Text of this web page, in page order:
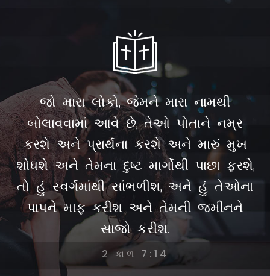
જો મારા લોકો, જેમને મારા નામથી
બોલાવવામાં આવે છે, તેઓ પોતાને નમ્ર
કરશે અને પ્રાર્થના કરશે અને મારું મુખ
શોધશે અને તેમના દુષ્ટ માર્ગોથી પાછા ફરશે,
તો હું સ્વર્ગમાંથી સાંભળીશ, અને હું તેઓના
પાપને માફ કરીશ અને તેમની જમીનને
સાજો કરીશ.
2 કાળ 7:14